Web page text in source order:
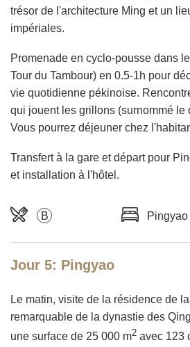
trésor de l'architecture Ming et un
impériales.
Promenade en cyclo-pousse dans
Tour du Tambour) en 0.5-1h pour
vie quotidienne pékinoise.
qui jouent les grillons (surnommé le
Vous pourrez déjeuner chez
Transfert à la gare et départ pour
et installation à l'hôtel.
B Pingyao
Jour 5: Pingyao
Le matin, visite de la résidence de
remarquable de la dynastie des
une surface de 25 000 m2 avec 123